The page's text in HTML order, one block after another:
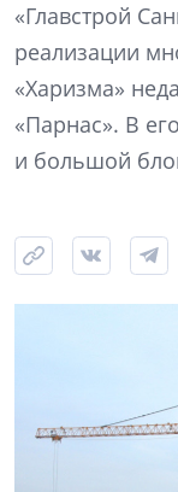
«Главстрой
реализации
«Харизма»
«Парнас». В
и большой